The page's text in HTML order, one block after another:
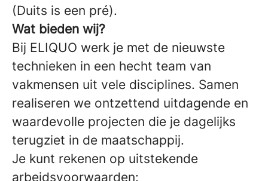
(Duits is een pré).
Wat bieden wij?
Bij ELIQUO werk je met de nieuwste
technieken in een hecht team van
vakmensen uit vele disciplines. Samen
realiseren we ontzettend uitdagende en
waardevolle projecten die je dagelijks
terugziet in de maatschappij.
Je kunt rekenen op uitstekende
arbeidsvoorwaarden: